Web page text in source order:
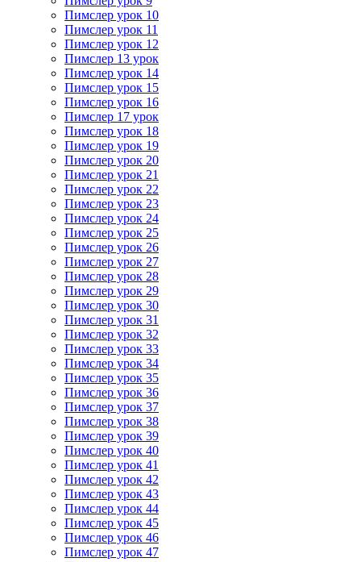
Пимслер урок 10
Пимслер урок 11
Пимслер урок 12
Пимслер 13 урок
Пимслер урок 14
Пимслер урок 15
Пимслер урок 16
Пимслер 17 урок
Пимслер урок 18
Пимслер урок 19
Пимслер урок 20
Пимслер урок 21
Пимслер урок 22
Пимслер урок 23
Пимслер урок 24
Пимслер урок 25
Пимслер урок 26
Пимслер урок 27
Пимслер урок 28
Пимслер урок 29
Пимслер урок 30
Пимслер урок 31
Пимслер урок 32
Пимслер урок 33
Пимслер урок 34
Пимслер урок 35
Пимслер урок 36
Пимслер урок 37
Пимслер урок 38
Пимслер урок 39
Пимслер урок 40
Пимслер урок 41
Пимслер урок 42
Пимслер урок 43
Пимслер урок 44
Пимслер урок 45
Пимслер урок 46
Пимслер урок 47